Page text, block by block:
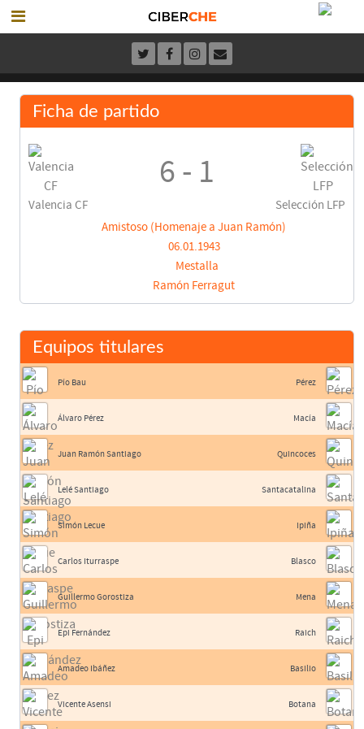
Ficha de partido
Valencia CF
6 - 1
Selección LFP
Amistoso (Homenaje a Juan Ramón)
06.01.1943
Mestalla
Ramón Ferragut
Equipos titulares
Pío Bau
Álvaro Pérez
Juan Ramón Santiago
Lelé Santiago
Simón Lecue
Carlos Iturraspe
Guillermo Gorostiza
Epi Fernández
Amadeo Ibáñez
Vicente Asensi
Pérez
Macía
Quincoces
Santacatalina
Ipiña
Blasco
Mena
Raich
Basilio
Botana